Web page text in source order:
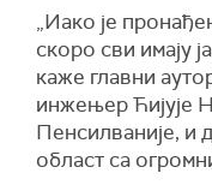
„Иако је
скоро сви имају
каже главни
инжењер Ћијује
Пенсилваније, и
област са